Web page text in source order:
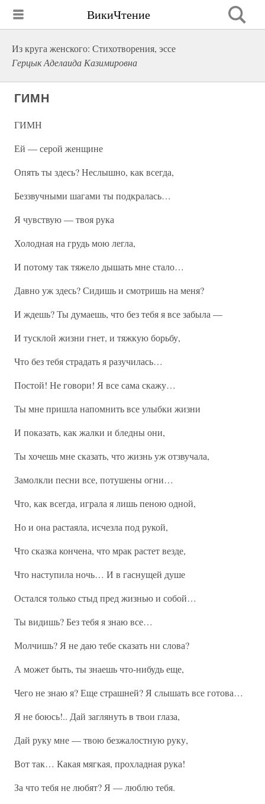
ВикиЧтение
Из круга женского: Стихотворения, эссе
Герцык Аделаида Казимировна
ГИМН
ГИМН
Ей — серой женщине
Опять ты здесь? Неслышно, как всегда,
Беззвучными шагами ты подкралась…
Я чувствую — твоя рука
Холодная на грудь мою легла,
И потому так тяжело дышать мне стало…
Давно уж здесь? Сидишь и смотришь на меня?
И ждешь? Ты думаешь, что без тебя я все забыла —
И тусклой жизни гнет, и тяжкую борьбу,
Что без тебя страдать я разучилась…
Постой! Не говори! Я все сама скажу…
Ты мне пришла напомнить все улыбки жизни
И показать, как жалки и бледны они,
Ты хочешь мне сказать, что жизнь уж отзвучала,
Замолкли песни все, потушены огни…
Что, как всегда, играла я лишь пеною одной,
Но и она растаяла, исчезла под рукой,
Что сказка кончена, что мрак растет везде,
Что наступила ночь… И в гаснущей душе
Остался только стыд пред жизнью и собой…
Ты видишь? Без тебя я знаю все…
Молчишь? Я не даю тебе сказать ни слова?
А может быть, ты знаешь что-нибудь еще,
Чего не знаю я? Еще страшней? Я слышать все готова…
Я не боюсь!.. Дай заглянуть в твои глаза,
Дай руку мне — твою безжалостную руку,
Вот так… Какая мягкая, прохладная рука!
За что тебя не любят? Я — люблю тебя.